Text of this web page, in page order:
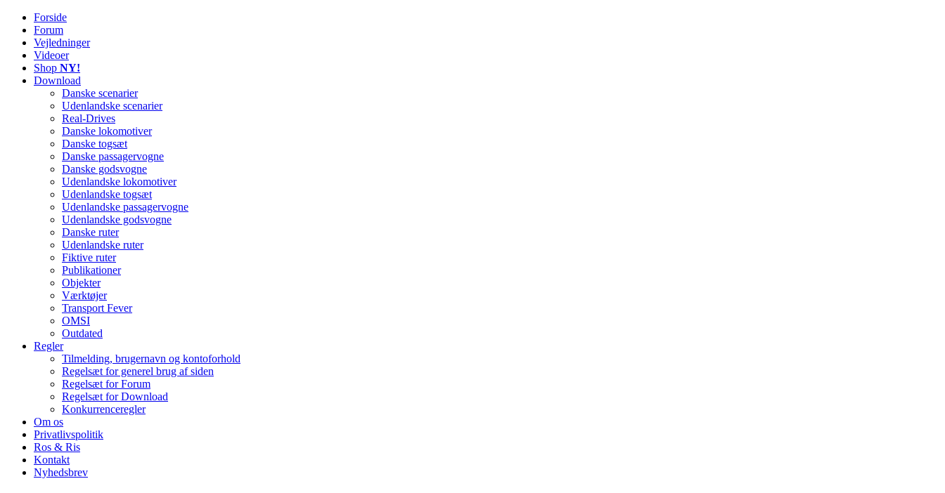
Railworks Danmark
Det danske site om Train Simulator Classic
Forside
Forum
Vejledninger
Videoer
Shop NY!
Download
Danske scenarier
Udenlandske scenarier
Real-Drives
Danske lokomotiver
Danske togsæt
Danske passagervogne
Danske godsvogne
Udenlandske lokomotiver
Udenlandske togsæt
Udenlandske passagervogne
Udenlandske godsvogne
Danske ruter
Udenlandske ruter
Fiktive ruter
Publikationer
Objekter
Værktøjer
Transport Fever
OMSI
Outdated
Regler
Tilmelding, brugernavn og kontoforhold
Regelsæt for generel brug af siden
Regelsæt for Forum
Regelsæt for Download
Konkurrenceregler
Om os
Privatlivspolitik
Ros & Ris
Kontakt
Nyhedsbrev